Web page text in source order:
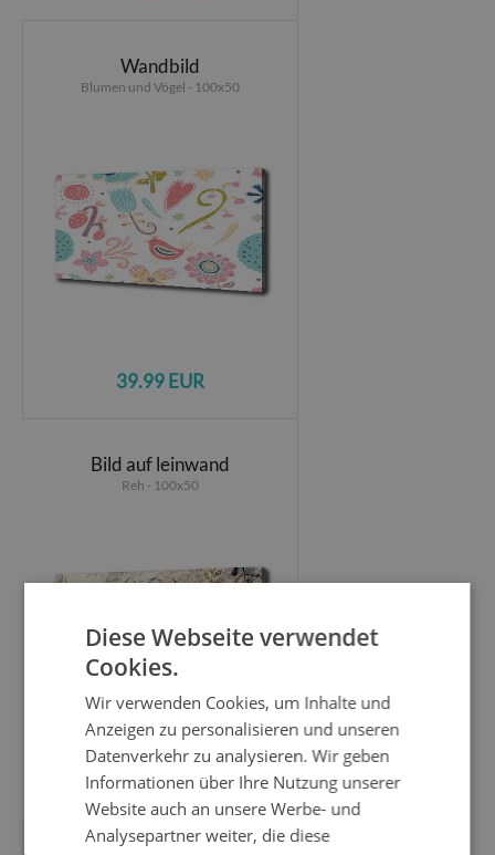
Wandbild
Blumen und Vögel - 100x50
39.99 EUR
Bild auf leinwand
Reh - 100x50
39.99 EUR
Diese Webseite verwendet
Cookies.
Wir verwenden Cookies, um Inhalte und
Anzeigen zu personalisieren und unseren
Datenverkehr zu analysieren. Wir geben
Informationen über Ihre Nutzung unserer
Website auch an unsere Werbe- und
Analysepartner weiter, die diese